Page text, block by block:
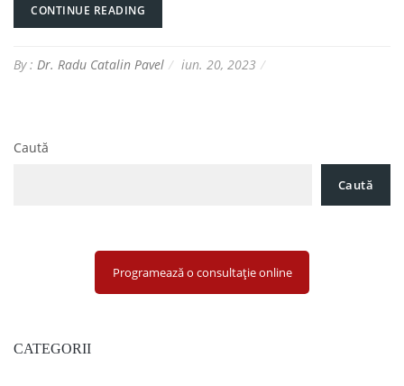
CONTINUE READING
By : Dr. Radu Catalin Pavel iun. 20, 2023
Caută
Caută
Programează o consultație online
CATEGORII